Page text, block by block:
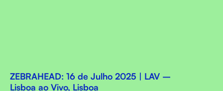
ZEBRAHEAD: 16 de Julho 2025 | LAV –
Lisboa ao Vivo, Lisboa